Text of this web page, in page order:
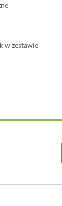
w zestawie